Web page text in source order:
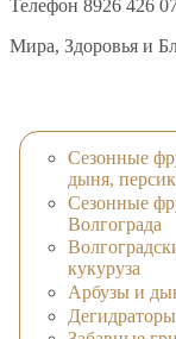
Телефон 8926 426
Мира, Здоровья и
Сезонные
дыня,
Сезонные
Волгограда
кукуруза
Арбузы и